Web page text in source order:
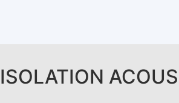
ISOLATION